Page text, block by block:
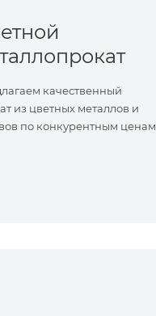
качественный
из цветных металлов и
по конкурентным ценам.